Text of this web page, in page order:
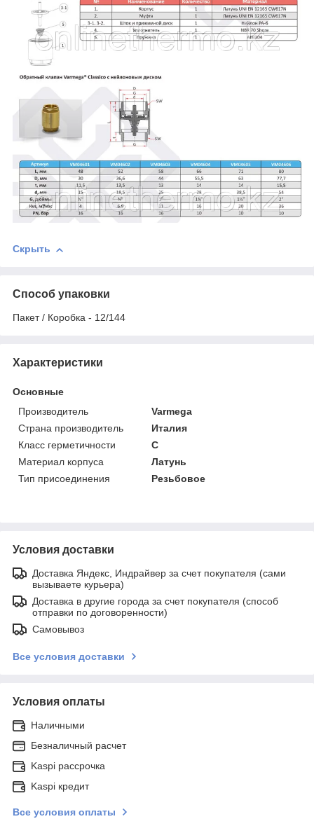
Скрыть
Способ упаковки
Пакет / Коробка - 12/144
Характеристики
Основные
Производитель
Varmega
Страна производитель
Италия
Класс герметичности
С
Материал корпуса
Латунь
Тип присоединения
Резьбовое
Условия доставки
Доставка Яндекс, Индрайвер за счет покупателя (сами
вызываете курьера)
Доставка в другие города за счет покупателя (способ
отправки по договоренности)
Самовывоз
Все условия доставки
Условия оплаты
Наличными
Безналичный расчет
Kaspi рассрочка
Kaspi кредит
Все условия оплаты